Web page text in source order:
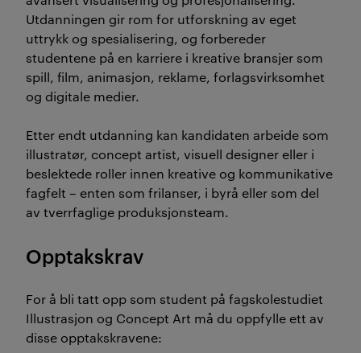
Utdanningen gir rom for utforskning av eget
uttrykk og spesialisering, og forbereder
studentene på en karriere i kreative bransjer som
spill, film, animasjon, reklame, forlagsvirksomhet
og digitale medier.
Etter endt utdanning kan kandidaten arbeide som
illustratør, concept artist, visuell designer eller i
beslektede roller innen kreative og kommunikative
fagfelt – enten som frilanser, i byrå eller som del
av tverrfaglige produksjonsteam.
Opptakskrav
For å bli tatt opp som student på fagskolestudiet
Illustrasjon og Concept Art må du oppfylle ett av
disse opptakskravene: